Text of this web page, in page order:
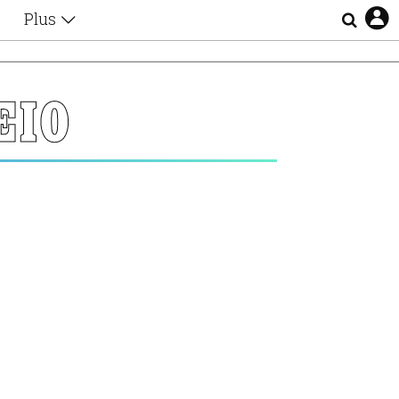
Plus
Αφιερώματα
Ζώδια